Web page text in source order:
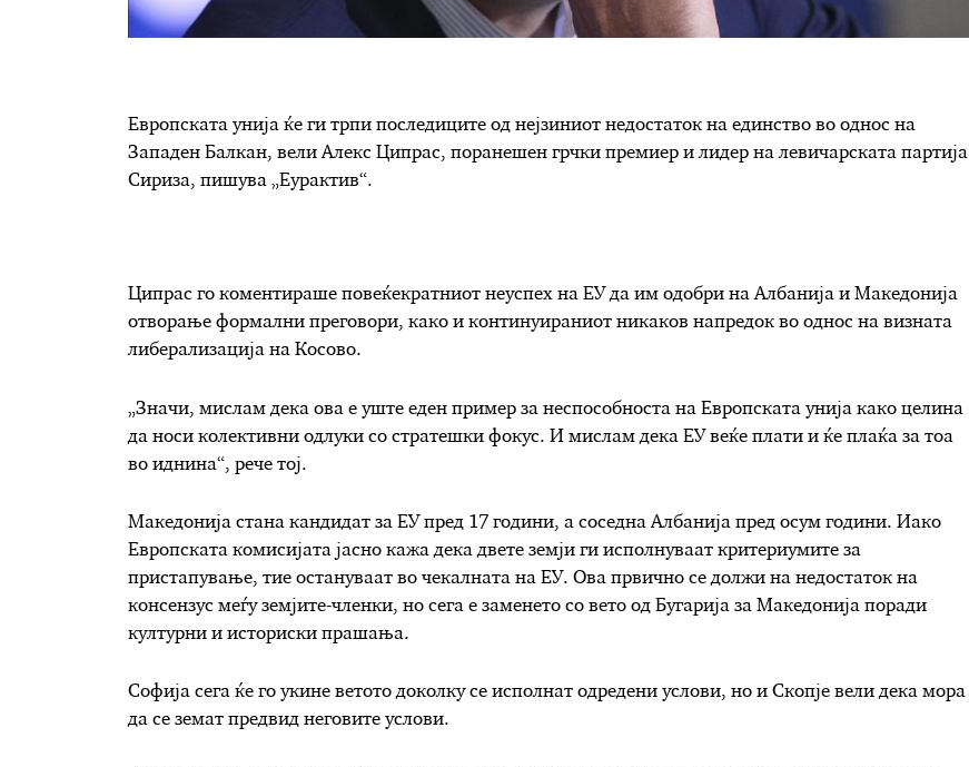
Европската унија ќе ги трпи последиците од нејзиниот недостаток на единство во однос на
Западен Балкан, вели Алекс Ципрас, поранешен грчки премиер и лидер на левичарската партија
Сириза, пишува „Еурактив“.
Ципрас го коментираше повеќекратниот неуспех на ЕУ да им одобри на Албанија и Македонија
отворање формални преговори, како и континуираниот никаков напредок во однос на визната
либерализација на Косово.
„Значи, мислам дека ова е уште еден пример за неспособноста на Европската унија како целина
да носи колективни одлуки со стратешки фокус. И мислам дека ЕУ веќе плати и ќе плаќа за тоа
во иднина“, рече тој.
Македонија стана кандидат за ЕУ ​​пред 17 години, а соседна Албанија пред осум години. Иако
Европската комисијата јасно кажа дека двете земји ги исполнуваат критериумите за
пристапување, тие остануваат во чекалната на ЕУ. Ова првично се должи на недостаток на
консензус меѓу земјите-членки, но сега е заменето со вето од Бугарија за Македонија поради
културни и историски прашања.
Софија сега ќе го укине ветото доколку се исполнат одредени услови, но и Скопје вели дека мора
да се земат предвид неговите услови.